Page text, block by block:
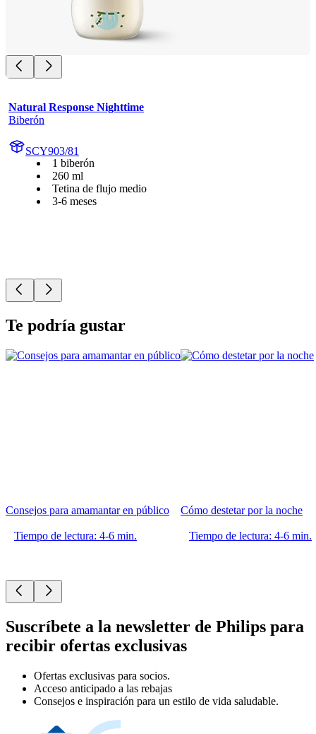
Natural Response Nighttime
Biberón
SCY903/81
1 biberón
260 ml
Tetina de flujo medio
3-6 meses
Te podría gustar
Consejos para amamantar en público
Tiempo de lectura: 4-6 min.
Cómo destetar por la noche
Tiempo de lectura: 4-6 min.
Suscríbete a la newsletter de Philips para
recibir ofertas exclusivas
Ofertas exclusivas para socios.
Acceso anticipado a las rebajas
Consejos e inspiración para un estilo de vida saludable.